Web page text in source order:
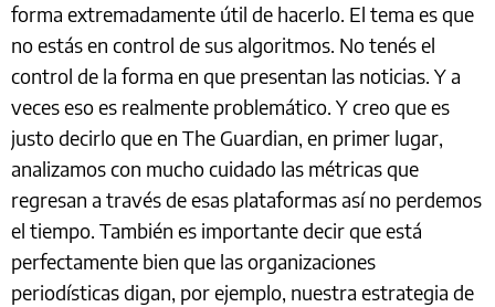
forma extremadamente útil de hacerlo. El tema es que
no estás en control de sus algoritmos. No tenés el
control de la forma en que presentan las noticias. Y a
veces eso es realmente problemático. Y creo que es
justo decirlo que en The Guardian, en primer lugar,
analizamos con mucho cuidado las métricas que
regresan a través de esas plataformas así no perdemos
el tiempo. También es importante decir que está
perfectamente bien que las organizaciones
periodísticas digan, por ejemplo, nuestra estrategia de